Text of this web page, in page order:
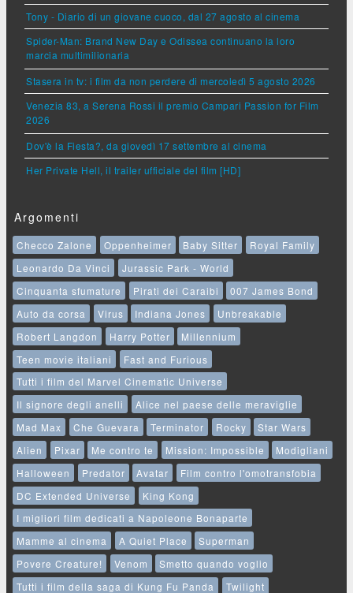
Tony - Diario di un giovane cuoco, dal 27 agosto al cinema
Spider-Man: Brand New Day e Odissea continuano la loro
marcia multimilionaria
Stasera in tv: i film da non perdere di mercoledì 5 agosto 2026
Venezia 83, a Serena Rossi il premio Campari Passion for Film
2026
Dov'è la Fiesta?, da giovedì 17 settembre al cinema
Her Private Hell, il trailer ufficiale del film [HD]
Argomenti
Checco Zalone Oppenheimer Baby Sitter
Royal Family
Leonardo Da Vinci
Jurassic Park - World
Cinquanta sfumature
Pirati dei Caraibi
007 James Bond
Auto da corsa
Virus Indiana Jones
Unbreakable
Robert Langdon
Harry Potter
Millennium
Teen movie italiani
Fast and Furious
Tutti i film del Marvel Cinematic Universe
Il signore degli anelli
Alice nel paese delle meraviglie
Mad Max
Che Guevara Terminator Rocky
Star Wars
Alien
Pixar Me contro te Mission: Impossible
Modigliani
Halloween
Predator Avatar
Film contro l'omotransfobia
DC Extended Universe
King Kong
I migliori film dedicati a Napoleone Bonaparte
Mamme al cinema
A Quiet Place
Superman
Povere Creature!
Venom
Smetto quando voglio
Tutti i film della saga di Kung Fu Panda
Twilight